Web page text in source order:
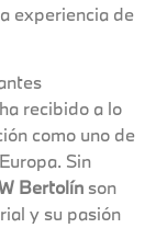
experiencia de
recibido a lo
como uno de
Sin
Bertolín son
y su pasión